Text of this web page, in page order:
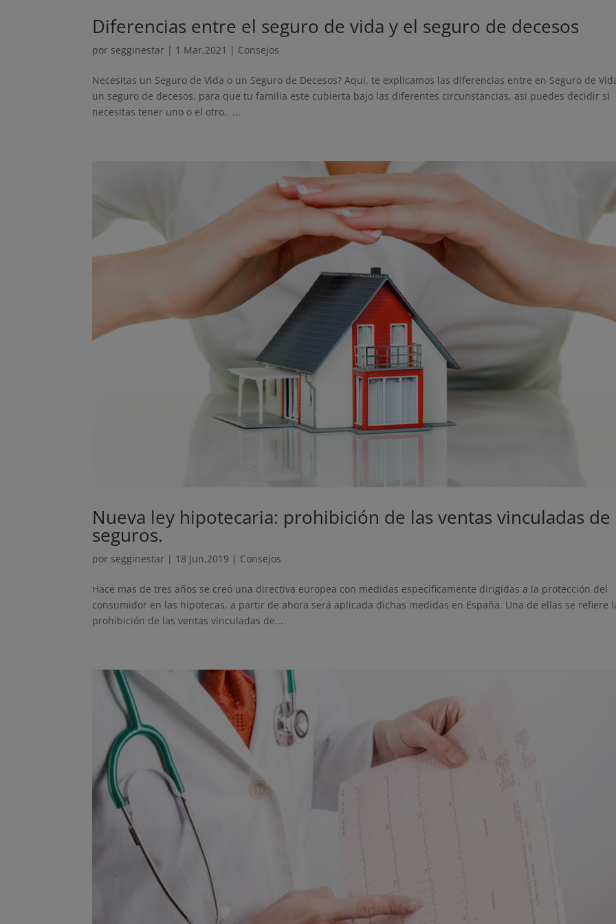
Diferencias entre el seguro de vida y el seguro de decesos
por segginestar | 1 Mar,2021 | Consejos
Necesitas un Seguro de Vida o un Seguro de Decesos? Aqui, te explicamos las diferencias entre en Seguro de
un seguro de decesos, para que tu familia este cubierta bajo las diferentes circunstancias, asi puedes decidir si
necesitas tener uno o el otro. ...
Nueva ley hipotecaria: prohibición de las ventas vinculadas de
seguros.
por segginestar | 18 Jun,2019 | Consejos
Hace mas de tres años se creó una directiva europea con medidas específicamente dirigidas a la protección del
consumidor en las hipotecas, a partir de ahora será aplicada dichas medidas en España. Una de ellas se refiere
prohibición de las ventas vinculadas de...